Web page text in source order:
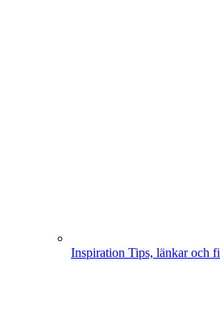
Inspiration Tips, länkar och